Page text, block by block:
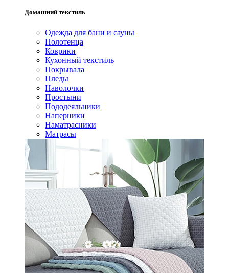
Домашний текстиль
Одежда для бани и сауны
Полотенца
Коврики
Кухонный текстиль
Покрывала
Пледы
Наволочки
Простыни
Пододеяльники
Наперники
Наматрасники
Матрасы